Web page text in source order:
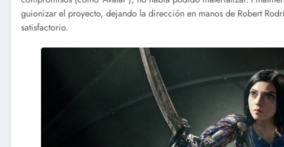
guionizar el proyecto, dejando la dirección en manos de Robert
satisfactorio.